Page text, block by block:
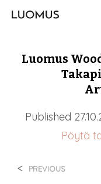
Luomus
Published
Pöytä
< PREVIOUS